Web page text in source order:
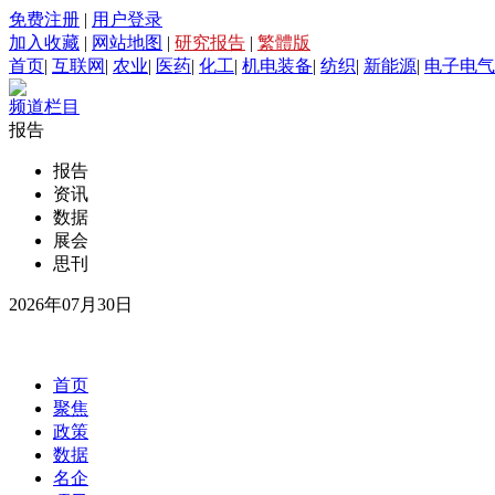
免费注册 | 用户登录
加入收藏 | 网站地图 | 研究报告 | 繁體版
首页| 互联网 | 农业| 医药| 化工| 机电装备| 纺织| 新能源| 电子电气
频道栏目
报告
报告
资讯
数据
展会
思刊
2026年07月30日
首页
聚焦
政策
数据
名企